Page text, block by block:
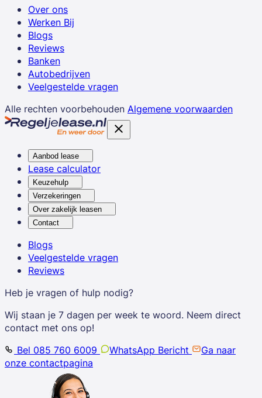
Over ons
Werken Bij
Blogs
Reviews
Banken
Autobedrijven
Veelgestelde vragen
Alle rechten voorbehouden Algemene voorwaarden
Aanbod lease
Lease calculator
Keuzehulp
Verzekeringen
Over zakelijk leasen
Contact
Blogs
Veelgestelde vragen
Reviews
Heb je vragen of hulp nodig?
Wij staan je 7 dagen per week te woord. Neem direct
contact met ons op!
Bel 085 760 6009
WhatsApp Bericht
Ga naar
onze contactpagina